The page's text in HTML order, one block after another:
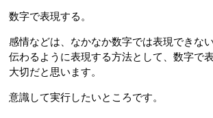
数字で表現する。
感情などは、なかなか数字では表現できない
伝わるように表現する方法として、数字で表
大切だと思います。
意識して実行したいところです。